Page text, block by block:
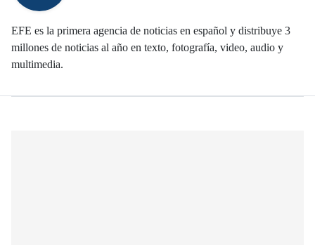
EFE es la primera agencia de noticias en español y distribuye 3
millones de noticias al año en texto, fotografía, video, audio y
multimedia.